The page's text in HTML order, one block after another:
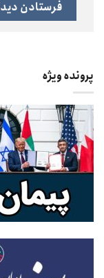
پرونده ویژه